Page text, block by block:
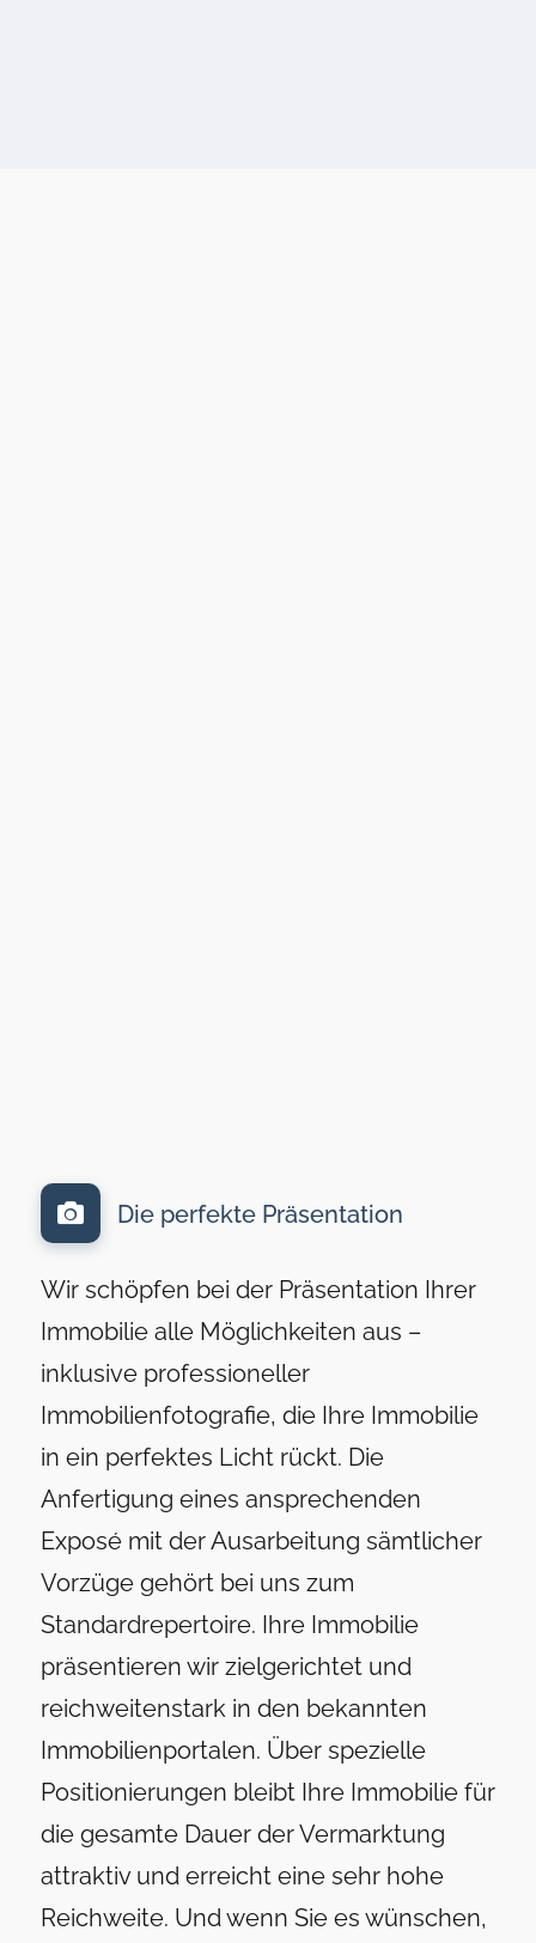
Die perfekte Präsentation
Wir schöpfen bei der Präsentation Ihrer
Immobilie alle Möglichkeiten aus –
inklusive professioneller
Immobilienfotografie, die Ihre Immobilie
in ein perfektes Licht rückt. Die
Anfertigung eines ansprechenden
Exposé mit der Ausarbeitung sämtlicher
Vorzüge gehört bei uns zum
Standardrepertoire. Ihre Immobilie
präsentieren wir zielgerichtet und
reichweitenstark in den bekannten
Immobilienportalen. Über spezielle
Positionierungen bleibt Ihre Immobilie für
die gesamte Dauer der Vermarktung
attraktiv und erreicht eine sehr hohe
Reichweite. Und wenn Sie es wünschen,